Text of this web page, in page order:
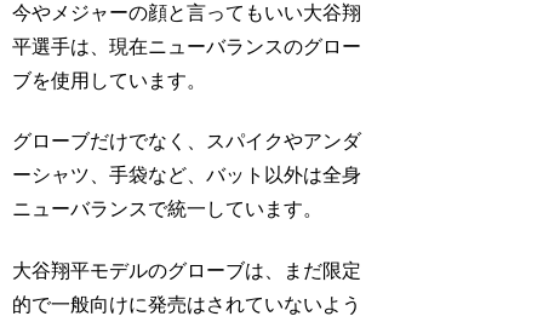
今やメジャーの顔と言ってもいい大谷翔
平選手は、現在ニューバランスのグロー
ブを使用しています。
グローブだけでなく、スパイクやアンダ
ーシャツ、手袋など、バット以外は全身
ニューバランスで統一しています。
大谷翔平モデルのグローブは、まだ限定
的で一般向けに発売はされていないよう